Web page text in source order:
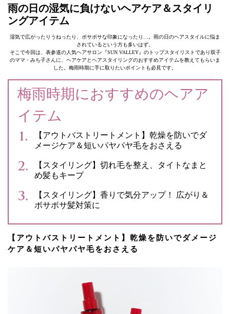
雨の日の湿気に負けないヘアケア＆スタイリ
ングアイテム
湿気で広がったりうねったり、ボサボサな印象になったり…。雨の日のヘアスタイルに悩ま
されているという方も多いはず。
そこで今回は、表参道の人気ヘアサロン『SUN VALLEY』のトップスタイリストであり双子
のママ・みち子さんに、ヘアケアとヘアスタイリングのおすすめアイテムを教えてもらいま
した。梅雨時期に手に取りたいポイントも必見です。
梅雨時期におすすめのヘアア
イテム
【アウトバストリートメント】乾燥を防いでダ
メージケア＆短いパヤパヤ毛をおさえる
【スタイリング】切れ毛を整え、タイトなまと
め髪もキープ
【スタイリング】香りで気分アップ！ 広がり＆
ボサボサ髪対策に
【アウトバストリートメント】乾燥を防いでダメージ
ケア＆短いパヤパヤ毛をおさえる